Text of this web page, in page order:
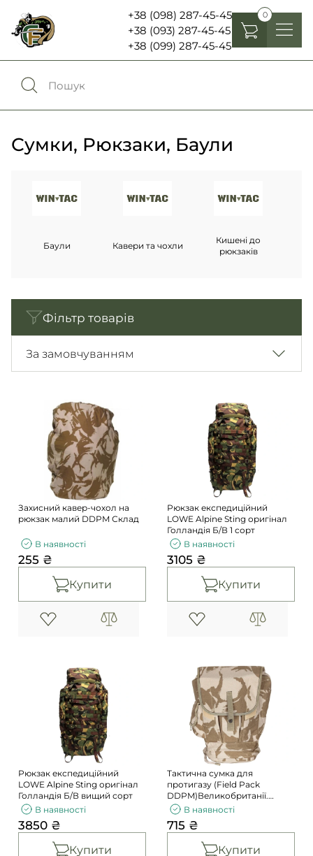
+38 (098) 287-45-45
+38 (093) 287-45-45
+38 (099) 287-45-45
0
Каталог
Акції
Про нас
Доставка і оплата
Повернення та обмін
Аксесуари
Погони
Фурнітура
Сумки, Рюкзаки, Баули
Баули Кавери та чохли
Кишені до
рюкзаків
Фільтр товарів
За замовчуванням
Захисний кавер-чохол на
рюкзак малий DDPM Склад
В наявності
255 ₴
Купити
Рюкзак експедиційний
LOWE Alpine Sting оригінал
Голландія Б/В 1 сорт
В наявності
3105 ₴
Купити
Рюкзак експедиційний
LOWE Alpine Sting оригінал
Голландія Б/В вищий сорт
В наявності
3850 ₴
Купити
Тактична сумка для
протигазу (Field Pack
DDPM)Великобританії.
Оригінал. Склад
В наявності
715 ₴
Купити